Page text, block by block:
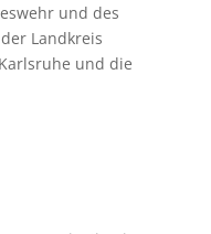
und des
Landkreis
und die